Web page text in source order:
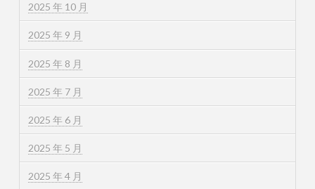
2025 年 10 月
2025 年 9 月
2025 年 8 月
2025 年 7 月
2025 年 6 月
2025 年 5 月
2025 年 4 月